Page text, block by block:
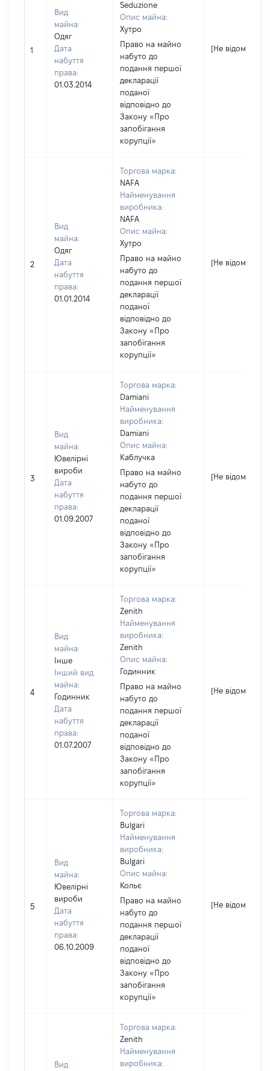
1
Вид
майна:
Одяг
Дата
набуття
права:
01.03.2014
Seduzione
Опис майна:
Хутро
Право на майно
набуто до
подання першої
декларації
поданої
відповідно до
Закону «Про
запобігання
корупції»
[Не відомо]
2
Вид
майна:
Одяг
Дата
набуття
права:
01.01.2014
Торгова марка:
NAFA
Найменування
виробника:
NAFA
Опис майна:
Хутро
Право на майно
набуто до
подання першої
декларації
поданої
відповідно до
Закону «Про
запобігання
корупції»
[Не відомо]
3
Вид
майна:
Ювелірні
вироби
Дата
набуття
права:
01.09.2007
Торгова марка:
Damiani
Найменування
виробника:
Damiani
Опис майна:
Каблучка
Право на майно
набуто до
подання першої
декларації
поданої
відповідно до
Закону «Про
запобігання
корупції»
[Не відомо]
4
Вид
майна:
Інше
Інший вид
майна:
Годинник
Дата
набуття
права:
01.07.2007
Торгова марка:
Zenith
Найменування
виробника:
Zenith
Опис майна:
Годинник
Право на майно
набуто до
подання першої
декларації
поданої
відповідно до
Закону «Про
запобігання
корупції»
[Не відомо]
5
Вид
майна:
Ювелірні
вироби
Дата
набуття
права:
06.10.2009
Торгова марка:
Bulgari
Найменування
виробника:
Bulgari
Опис майна:
Кольє
Право на майно
набуто до
подання першої
декларації
поданої
відповідно до
Закону «Про
запобігання
корупції»
[Не відомо]
Вид
Торгова марка:
Zenith
Найменування
виробника: